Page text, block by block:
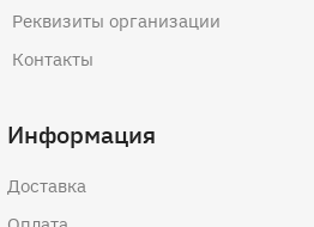
Реквизиты организации
Контакты
Информация
Доставка